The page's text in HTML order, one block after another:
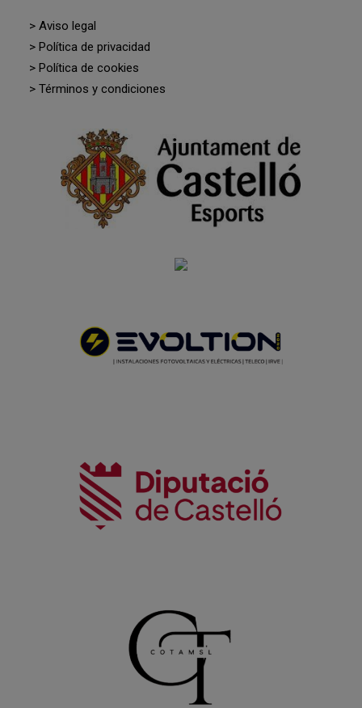
> Aviso legal
> Política de privacidad
> Política de cookies
> Términos y condiciones